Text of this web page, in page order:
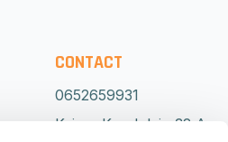
CONTACT
0652659931
Keizer Karelplein 32 A